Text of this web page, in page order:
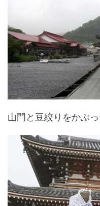
山門と豆絞りをかぶっ